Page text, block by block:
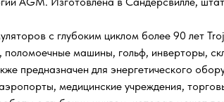
с глубоким циклом более 90 лет
машины, гольф, инверторы,
предназначен для энергетического
медицинские учреждения,